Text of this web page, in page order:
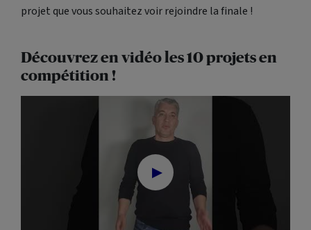
projet que vous souhaitez voir rejoindre la finale !
Découvrez en vidéo les 10 projets en
compétition !
▶